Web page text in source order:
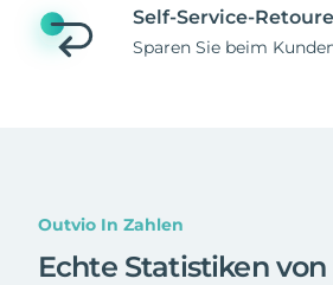
Self-Service-
Sparen Sie beim
Outvio In Zahlen
Echte Statistiken